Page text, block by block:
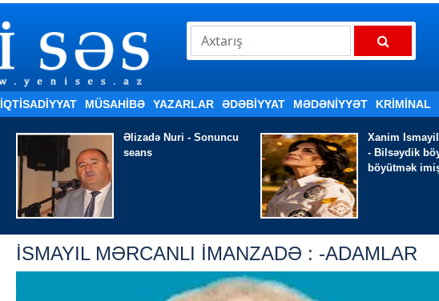
İQTISADIYYAT MÜSAHİBƏ YAZARLAR ƏDƏBIYYAT MƏDƏNİYYƏT KRİMİNAL
Xanim Ismayilqizi
-Bilsəydik böyümək
GÖRMƏDİ -
Qədim
İSMAYIL MƏRCANLI İMANZADƏ : -ADAMLAR